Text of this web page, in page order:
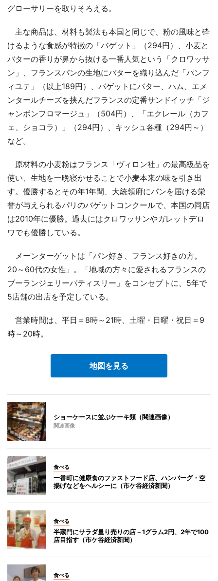
グローサリーを取りそろえる。
主な商品は、材料も製法も本国と同じで、粉の風味と砕
けるような食感が特徴の「バゲット」（294円）、小麦と
バターの香りが鼻から抜ける一番人気という「クロワッサ
ン」、フランスパンの生地にバターを織り込んだ「パンフ
ィユテ」（以上189円）、バゲットにバター、ハム、エメ
ンタールチーズを挟んだフランスの定番サンドイッチ「ジ
ャンボンフロマージュ」（504円）、「エクレール（カフ
ェ、ショコラ）」（294円）、キッシュ各種（294円～）
など。
原材料の小麦粉はフランス「ヴィロン社」の最高級品を
使い、生地を一晩寝かせることで小麦本来の味を引き出
す。優勝するとその年1年間、大統領府にパンを届ける栄
誉が与えられるパリのバゲットコンクールで、本国の同店
は2010年に優勝。過去にはクロワッサンやガレットデロ
ワでも優勝している。
メーンターゲットは「パン好き、フランス好きの方。
20～60代の女性」。「地域の方々に愛されるフランスの
ブーランジェリーパティスリー」をコンセプトに、5年で
5店舗の出店を予定している。
営業時間は、平日＝8時～21時、土曜・日曜・祝日＝9
時～20時。
地図を見る
ショーケースに並ぶケーキ類（関連画像）
関連画像
食べる
一番町に健康食のファストフード店、ハンバーグ・空
揚げなどをヘルシーに（市ケ谷経済新聞）
食べる
半蔵門にサラダ量り売りの店－1グラム2円、2年で100
店目指す（市ケ谷経済新聞）
食べる